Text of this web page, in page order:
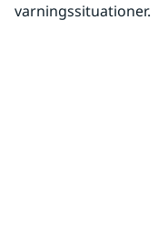
varningssituationer.